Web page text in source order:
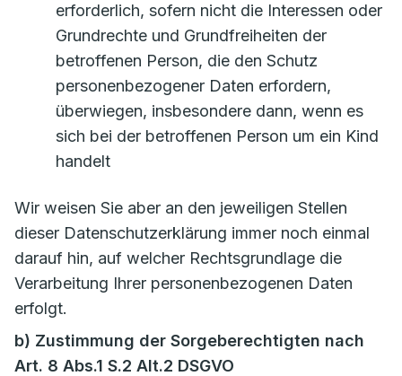
erforderlich, sofern nicht die Interessen oder
Grundrechte und Grundfreiheiten der
betroffenen Person, die den Schutz
personenbezogener Daten erfordern,
überwiegen, insbesondere dann, wenn es
sich bei der betroffenen Person um ein Kind
handelt
Wir weisen Sie aber an den jeweiligen Stellen
dieser Datenschutzerklärung immer noch einmal
darauf hin, auf welcher Rechtsgrundlage die
Verarbeitung Ihrer personenbezogenen Daten
erfolgt.
b) Zustimmung der Sorgeberechtigten nach
Art. 8 Abs.1 S.2 Alt.2 DSGVO